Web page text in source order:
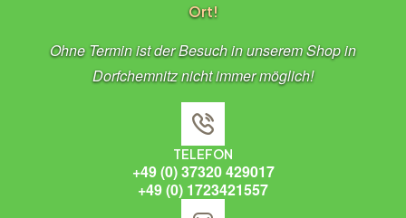
Ort!
Ohne Termin ist der Besuch in unserem Shop in
Dorfchemnitz nicht immer möglich!
TELEFON
+49 (0) 37320 429017
+49 (0) 1723421557